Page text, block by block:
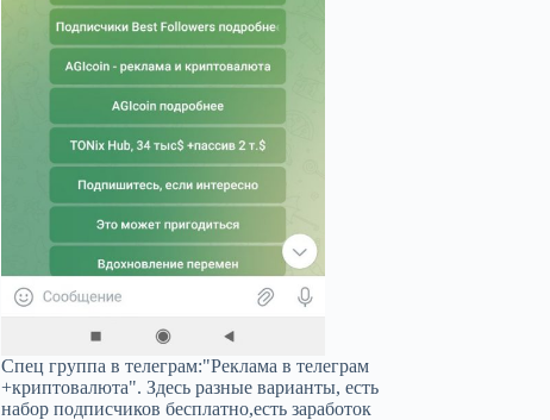
Спец группа в телеграм:"Реклама в телеграм
+криптовалюта". Здесь разные варианты, есть
набор подписчиков бесплатно,есть заработок